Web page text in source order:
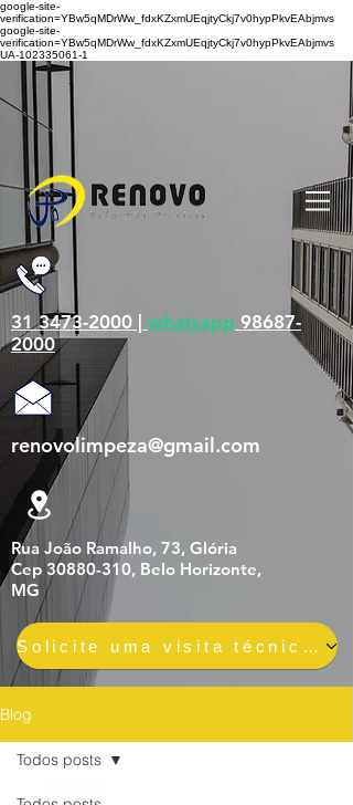
google-site-
verification=YBw5qMDrWw_fdxKZxmUEqjtyCkj7v0hypPkvEAbjmvs
google-site-
verification=YBw5qMDrWw_fdxKZxmUEqjtyCkj7v0hypPkvEAbjmvs
UA-102335061-1
31 3473-2000 | whatsapp 98687-
2000
renovolimpeza@gmail.com
Rua João Ramalho, 73, Glória
Cep 30880-310, Belo Horizonte,
MG
Solicite uma visita técnica gratuita e sem compromisso
Blog
Todos posts